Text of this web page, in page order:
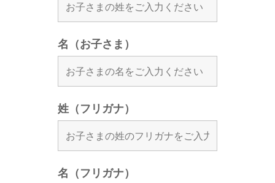
名（お子さま）
姓（フリガナ）
名（フリガナ）